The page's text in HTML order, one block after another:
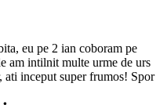
eu pe 2 ian coboram pe
am intilnit multe urme de urs
inceput super frumos! Spor